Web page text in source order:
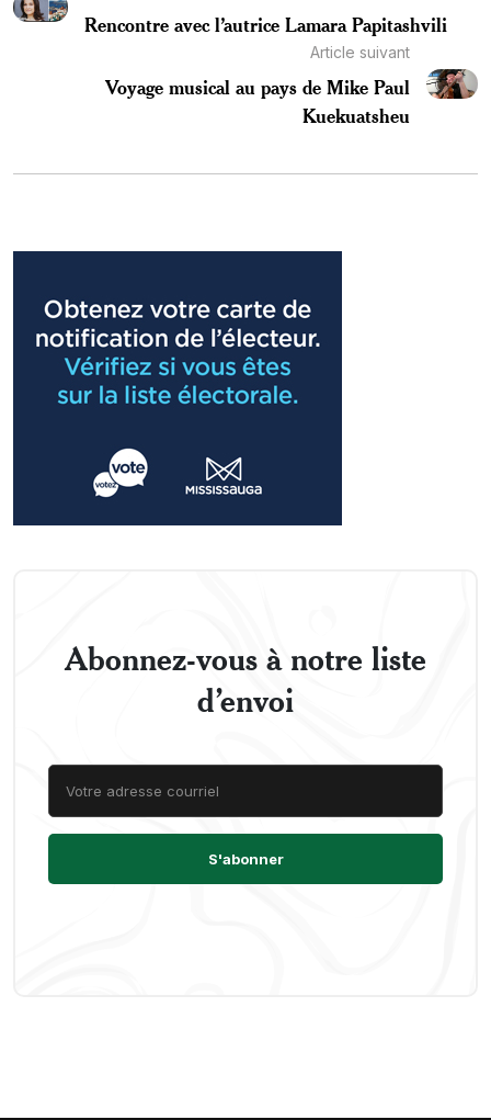
Rencontre avec l’autrice Lamara Papitashvili
Article suivant
Voyage musical au pays de Mike Paul
Kuekuatsheu
Abonnez-vous à notre liste
d’envoi